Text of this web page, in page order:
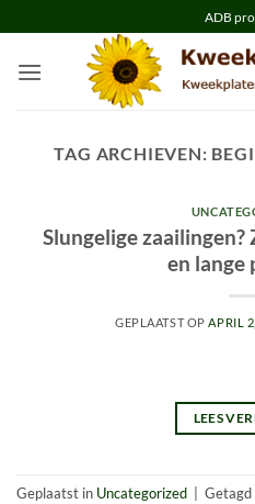
naar
inhoud
ADB
TAG ARCHIEVEN:
Slungelige
en lange
GEPLAATST OP APRIL
LEES
Geplaatst in Uncategorized Getagd